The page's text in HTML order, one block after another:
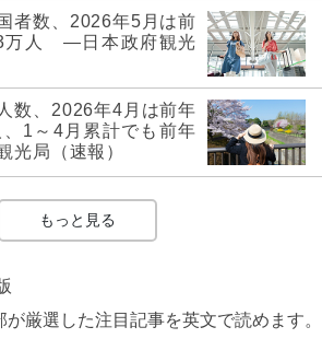
者数、2026年5月は前
万人 ―日本政府観光
数、2026年4月は前年
1～4月累計でも前年
局（速報）
もっと見る
が厳選した注目記事を英文で読めます。